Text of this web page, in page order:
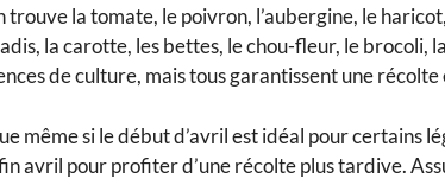
trouve la tomate, le poivron, l’aubergine, le
la carotte, les bettes, le chou-fleur, le brocoli,
de culture, mais tous garantissent une
même si le début d’avril est idéal pour certains
avril pour profiter d’une récolte plus tardive.